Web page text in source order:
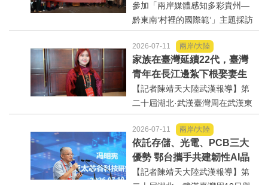
貴州報...
參加「兩岸媒體感知多彩貴州—
黔東南‘村裡的國際範‘」主題採訪
活動的海峽兩岸30餘名媒體記者
走來到貴州「村T」發源地凱裡苗
侗風情園，邂逅苗鄉風情【記者
陳靖天大陸貴州報導】參加「兩
岸媒...
2026-07-11 兩岸/大陸
家族在臺灣延續22代，臺灣
青年在長江邊紮下根娶妻生
子
【記者陳靖天大陸武漢報導】第
二十屆湖北·武漢臺灣周在武漢東
湖國際會議中心開幕。此次活動
以「攜手建支點，同心促融合」
為主題，兩岸近千名嘉賓參加。
與往屆相比，今年的臺灣周更注
重「人」的溫度，從...
2026-07-11 兩岸/大陸
依託存儲、光電、PCB三大
優勢 鄂台攜手共建韌性AI晶
片供應鏈
【記者陳靖天大陸武漢報導】第